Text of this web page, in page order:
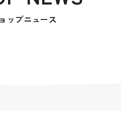
ップニュース